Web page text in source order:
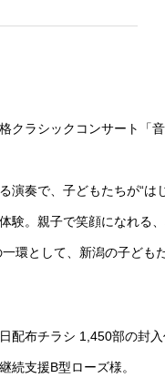
クラシックコンサート「
演奏で、子どもたちが“は
験。親子で笑顔になれる
環として、新潟の子ど
配布チラシ 1,450部の封
続支援B型ローズ様。